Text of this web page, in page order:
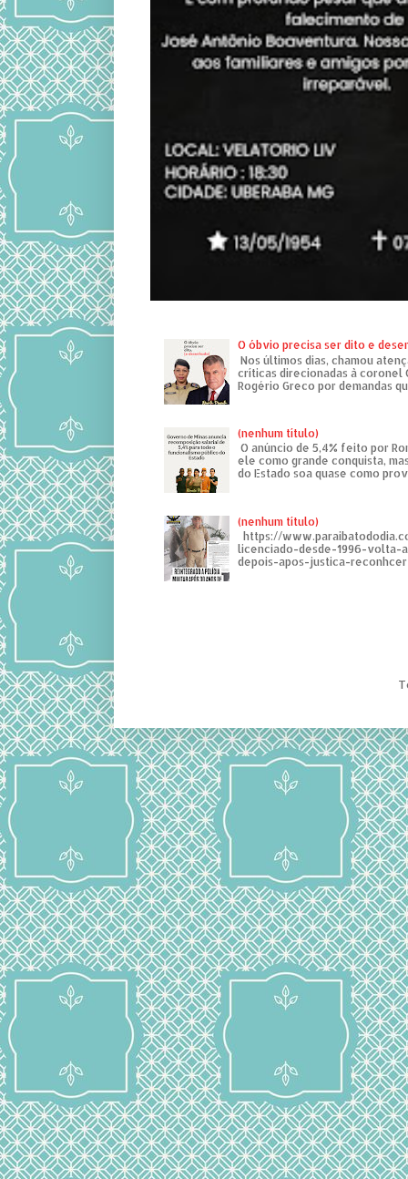
O óbvio precisa ser dito e
Nos últimos dias, chamou
críticas direcionadas à coronel
Rogério Greco por demandas
(nenhum título)
O anúncio de 5,4% feito por
ele como grande conquista,
do Estado soa quase como
(nenhum título)
https://
licenciado-desde-1996-volta-
depois-apos-justica-